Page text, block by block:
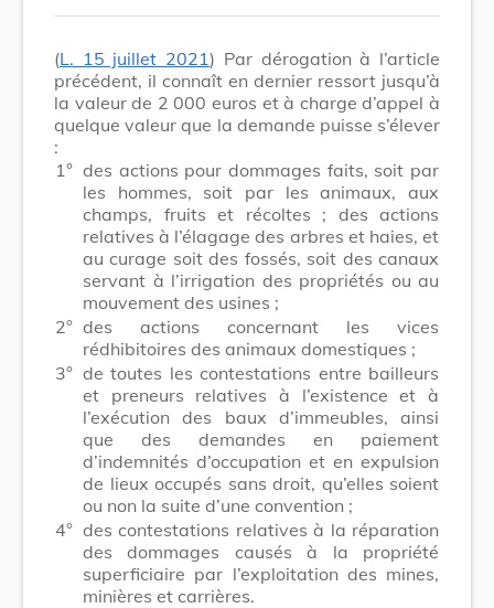
(L. 15 juillet 2021) Par dérogation à l’article
précédent, il connaît en dernier ressort jusqu’à
la valeur de 2 000 euros et à charge d’appel à
quelque valeur que la demande puisse s’élever
:
1° des actions pour dommages faits, soit par
les hommes, soit par les animaux, aux
champs, fruits et récoltes ; des actions
relatives à l’élagage des arbres et haies, et
au curage soit des fossés, soit des canaux
servant à l’irrigation des propriétés ou au
mouvement des usines ;
2° des actions concernant les vices
rédhibitoires des animaux domestiques ;
3° de toutes les contestations entre bailleurs
et preneurs relatives à l’existence et à
l’exécution des baux d’immeubles, ainsi
que des demandes en paiement
d’indemnités d’occupation et en expulsion
de lieux occupés sans droit, qu’elles soient
ou non la suite d’une convention ;
4° des contestations relatives à la réparation
des dommages causés à la propriété
superficiaire par l’exploitation des mines,
minières et carrières.